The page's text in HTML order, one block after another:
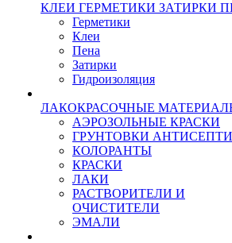
КЛЕИ ГЕРМЕТИКИ ЗАТИРКИ
Герметики
Клеи
Пена
Затирки
Гидроизоляция
ЛАКОКРАСОЧНЫЕ
АЭРОЗОЛЬНЫЕ КРАСКИ
ГРУНТОВКИ
КОЛОРАНТЫ
КРАСКИ
ЛАКИ
РАСТВОРИТЕЛИ И
ОЧИСТИТЕЛИ
ЭМАЛИ